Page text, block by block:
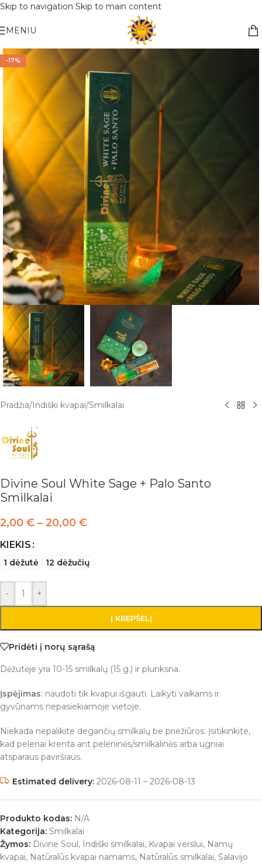
Skip to navigation Skip to main content
Nemokamas pristatymas į paštomatą apsiperkant už 30€!!
MENIU
-17%
Pradžia/ Indiški kvapai/Smilkalai
Divine Soul White Sage + Palo Santo
Smilkalai
2,00 € – 20,00 €
KIEKIS
1 dėžutė 12 dėžučių
- +
Į KREPŠELĮ
Pridėti į norų sąrašą
Dėžutėje yra 10-15 smilkalų (15 g.) ir plunksna.
Įspėjimas: naudoti tik kvapui išgauti. Laikyti vaikams ir
gyvūnams nepasiekiamoje vietoje.
Niekada nepalikite degančių smilkalų be priežiūros. Įsitikinkite,
kad pelenai krenta ant peleninės/smilkalinės arba ugniai
atsparaus paviršiaus.
Estimated delivery: 2026-08-11 – 2026-08-13
Produkto kodas: N/A
Kategorija: Smilkalai
Žymos: Divine Soul , Indiški smilkalai, Kvapai verslui, Namų
kvapai, Natūralūs kvapai namams, Natūralūs smilkalai, Šalavijo